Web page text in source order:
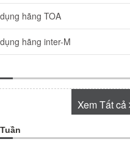
hãng TOA
hãng inter-M
Xem Tất cả